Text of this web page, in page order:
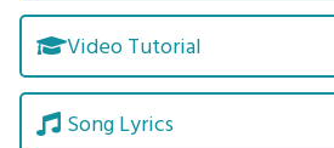
Video Tutorial
Song Lyrics